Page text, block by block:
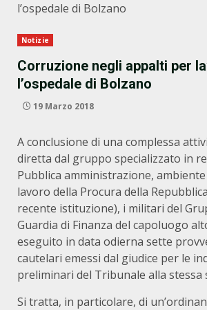
l’ospedale di Bolzano
Notizie
Corruzione negli appalti per
l’ospedale di Bolzano
19 Marzo 2018
A conclusione di una complessa
diretta dal gruppo specializzato in
Pubblica amministrazione,
lavoro della Procura della
recente istituzione), i militari del
Guardia di Finanza del capoluogo
eseguito in data odierna sette
cautelari emessi dal giudice per le
preliminari del Tribunale alla stessa
Si tratta, in particolare, di